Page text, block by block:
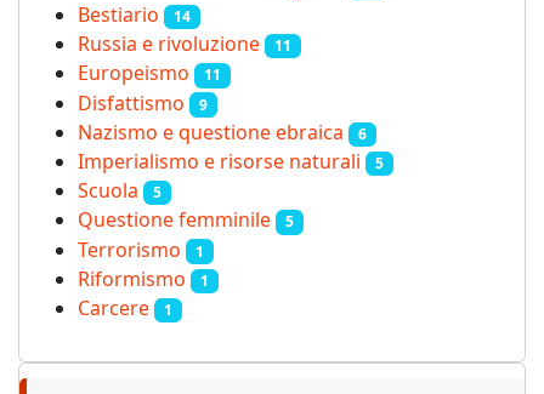
Bestiario 14
Russia e rivoluzione 11
Europeismo 11
Disfattismo 9
Nazismo e questione ebraica 6
Imperialismo e risorse naturali 5
Scuola 5
Questione femminile 5
Terrorismo 1
Riformismo 1
Carcere 1